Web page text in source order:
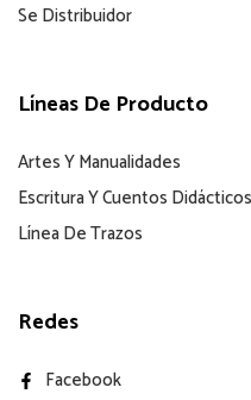
Se Distribuidor
Líneas De Producto
Artes Y Manualidades
Escritura Y Cuentos Didácticos
Línea De Trazos
Redes
Facebook